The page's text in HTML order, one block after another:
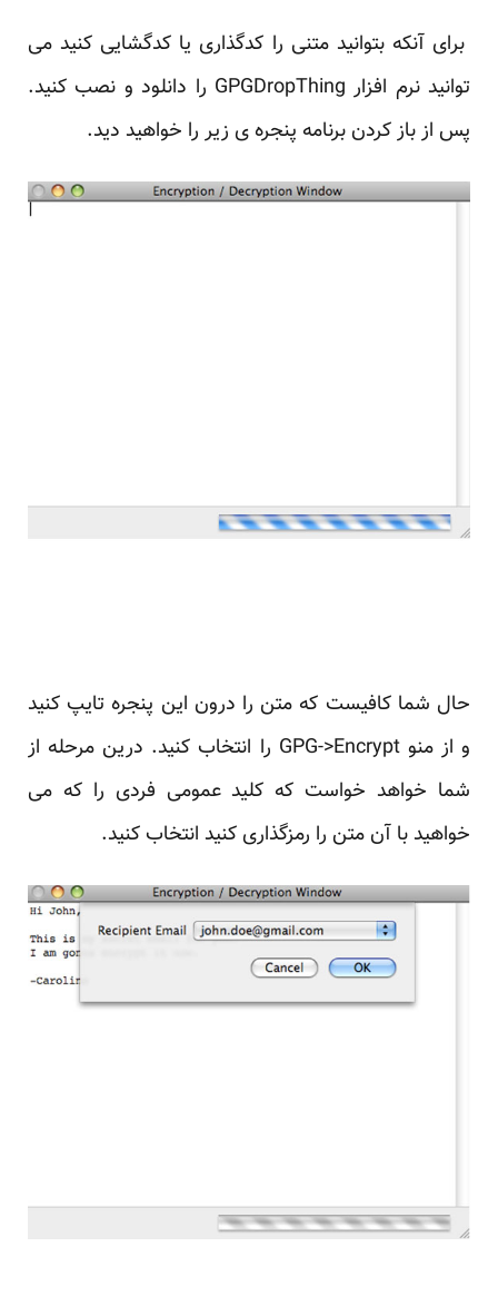
برای آنکه بتوانید متنی را کدگذاری یا کدگشایی کنید می
توانید نرم افزار GPGDropThing
را دانلود و نصب کنید.
پس از باز کردن برنامه پنجره ی زیر را خواهید دید.
حال شما کافیست که متن را درون این پنجره تایپ کنید
و از منو GPG->Encrypt را انتخاب کنید. درین مرحله از
شما خواهد خواست که کلید عمومی فردی را که می
خواهید با آن متن را رمزگذاری کنید انتخاب کنید.